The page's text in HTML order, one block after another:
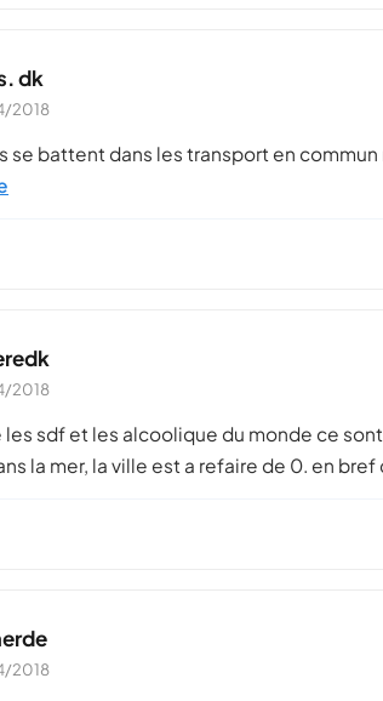
dk
2018
se battent dans les transport en
2018
les sdf et les alcoolique du monde ce
la mer, la ville est a refaire de 0. en
2018